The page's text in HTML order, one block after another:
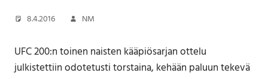
8.4.2016 NM
UFC 200:n toinen naisten kääpiösarjan ottelu
julkistettiin odotetusti torstaina, kehään paluun tekevä